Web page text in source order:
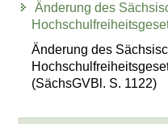
Änderung des
Änderung des
(SächsGVBl. S. 1122)